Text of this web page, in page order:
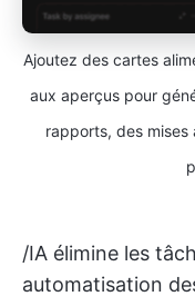
Ajoutez des cartes
aux aperçus pour
rapports, des
/IA élimine les
automatisation